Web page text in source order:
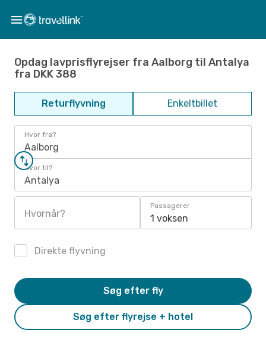
Opdag lavprisflyrejser fra Aalborg til Antalya
fra DKK 388
Returflyvning Enkeltbillet
Hvor fra?
Aalborg
Hvor til?
Antalya
Hvornår?
Passagerer
1 voksen
Direkte flyvning
Søg efter flyrejse + hotel
Søg efter fly